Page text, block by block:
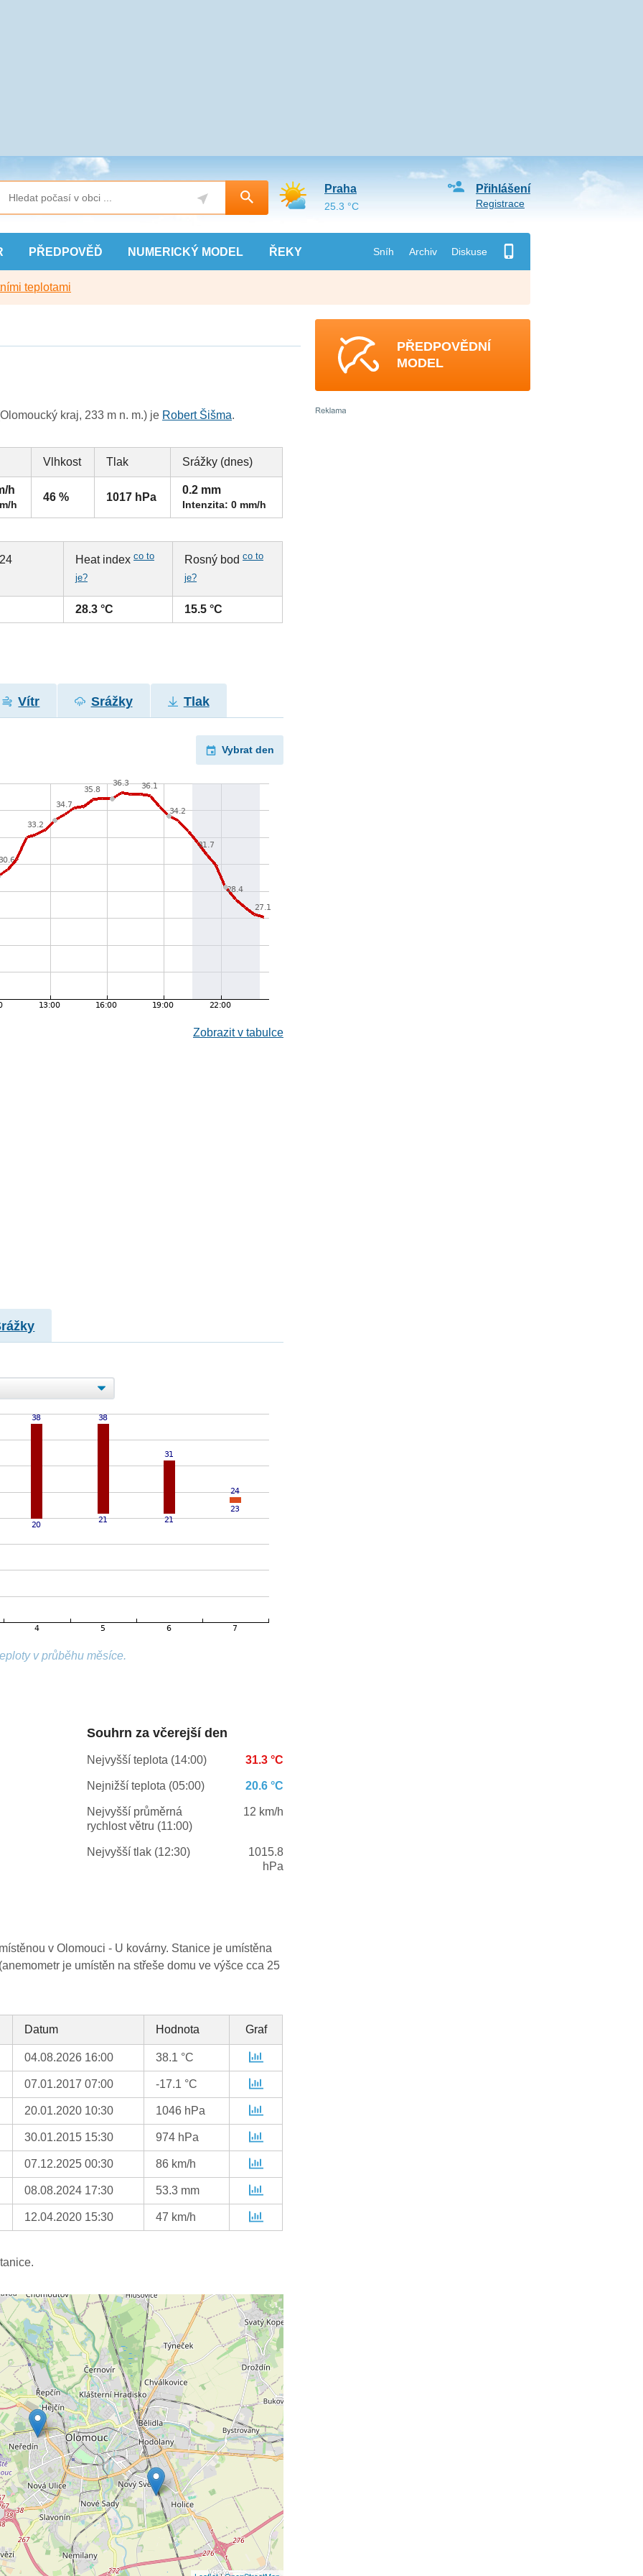
PŘEDPOVĚĎ NUMERICKÝ MODEL ŘEKY Sníh Archiv Diskuse
Přihlášení
Registrace
Praha
25.3 °C
teplotami
kraj, 233 m n. m.) je Robert Šišma.
Vlhkost Tlak Srážky (dnes)
h
h
46 % 1017 hPa
0.2 mm
Intenzita: 0 mm/h
Heat indexco to
je?
Rosný bodco to
je?
28.3 °C 15.5 °C
Vítr Srážky Tlak
Vybrat den
Zobrazit v tabulce
v průběhu měsíce.
Souhrn za včerejší den
Nejvyšší teplota (14:00) 31.3 °C
Nejnižší teplota (05:00) 20.6 °C
Nejvyšší průměrná
rychlost větru (11:00)
12 km/h
Nejvyšší tlak (12:30)
1015.8
hPa
v Olomouci - U kovárny. Stanice je umístěna
je umístěn na střeše domu ve výšce cca 25
Datum Hodnota Graf
04.08.2026 16:00 38.1 °C
07.01.2017 07:00 -17.1 °C
20.01.2020 10:30 1046 hPa
30.01.2015 15:30 974 hPa
07.12.2025 00:30 86 km/h
08.08.2024 17:30 53.3 mm
12.04.2020 15:30 47 km/h
PŘEDPOVĚDNÍ
MODEL